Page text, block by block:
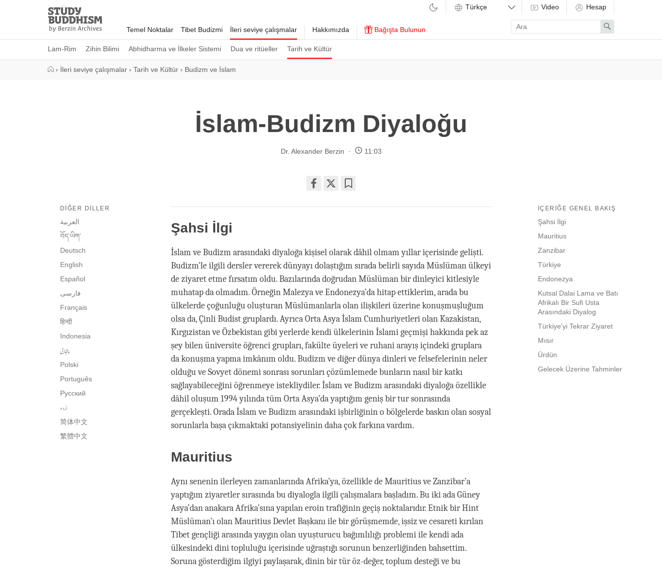
Study
Buddhism
Home
Temel Noktalar Tibet Budizmi İleri seviye çalışmalar
Lam-Rim Zihin Bilimi Abhidharma ve İlkeler Sistemi Dua ve ritüeller Tarih ve Kültür
Hakkımızda Bağışta Bulunun
Video Hesap
Enter
search
term
Search
› İleri seviye çalışmalar › Tarih ve Kültür › Budizm ve İslam
İslam-Budizm Diyaloğu
Dr. Alexander Berzin 11:03
on
İÇERIĞE GENEL BAKIŞ
Şahsi İlgi
Mauritius
Zanzibar
Türkiye
Endonezya
Kutsal Dalai Lama ve Batı
Afrikalı Bir Sufi Usta
Arasındaki Diyalog
Türkiye’yi Tekrar Ziyaret
Mısır
Ürdün
Gelecek Üzerine Tahminler
DIĞER DILLER
العربية
བོད་ཡིག་
Deutsch
English
Español
فارسی
Français
हिन्दी
Indonesia
پنجابی
Polski
Português
Русский
اُردو
简体中文
繁體中文
Şahsi İlgi
İslam ve Budizm arasındaki diyaloğa kişisel olarak dâhil olmam yıllar içerisinde gelişti.
Budizm’le ilgili dersler vererek dünyayı dolaştığım sırada belirli sayıda Müslüman ülkeyi
de ziyaret etme fırsatım oldu. Bazılarında doğrudan Müslüman bir dinleyici kitlesiyle
muhatap da olmadım. Örneğin Malezya ve Endonezya’da hitap ettiklerim, arada bu
ülkelerde çoğunluğu oluşturan Müslümanlarla olan ilişkileri üzerine konuşmuşluğum
olsa da, Çinli Budist gruplardı. Ayrıca Orta Asya İslam Cumhuriyetleri olan Kazakistan,
Kırgızistan ve Özbekistan gibi yerlerde kendi ülkelerinin İslami geçmişi hakkında pek az
şey bilen üniversite öğrenci grupları, fakülte üyeleri ve ruhani arayış içindeki gruplara
da konuşma yapma imkânım oldu. Budizm ve diğer dünya dinleri ve felsefelerinin neler
olduğu ve Sovyet dönemi sonrası sorunları çözümlemede bunların nasıl bir katkı
sağlayabileceğini öğrenmeye istekliydiler. İslam ve Budizm arasındaki diyaloğa özellikle
dâhil oluşum 1994 yılında tüm Orta Asya’da yaptığım geniş bir tur sonrasında
gerçekleşti. Orada İslam ve Budizm arasındaki işbirliğinin o bölgelerde baskın olan sosyal
sorunlarla başa çıkmaktaki potansiyelinin daha çok farkına vardım.
Mauritius
Aynı senenin ilerleyen zamanlarında Afrika’ya, özellikle de Mauritius ve Zanzibar’a
yaptığım ziyaretler sırasında bu diyalogla ilgili çalışmalara başladım. Bu iki ada Güney
Asya’dan anakara Afrika’sına yapılan eroin trafiğinin geçiş noktalarıdır. Etnik bir Hint
Müslüman’ı olan Mauritius Devlet Başkanı ile bir görüşmemde, işsiz ve cesareti kırılan
Tibet gençliği arasında yaygın olan uyuşturucu bağımlılığı problemi ile kendi ada
ülkesindeki dini topluluğu içerisinde uğraştığı sorunun benzerliğinden bahsettim.
Soruna gösterdiğim ilgiyi paylaşarak, dinin bir tür öz-değer, toplum desteği ve bu